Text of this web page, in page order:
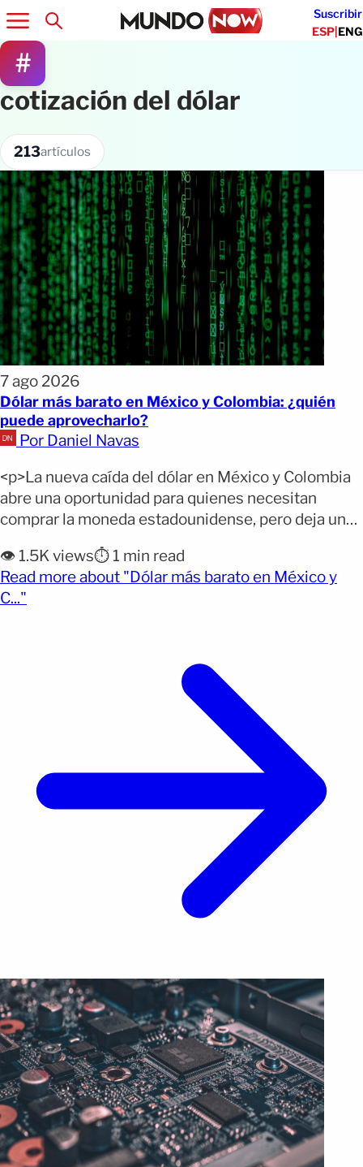
Suscribir
ESP|ENG
#
cotización del dólar
213artículos
7 ago 2026
Dólar más barato en México y Colombia: ¿quién
puede aprovecharlo?
Por Daniel Navas
<p>La nueva caída del dólar en México y Colombia
abre una oportunidad para quienes necesitan
comprar la moneda estadounidense, pero deja un
remesas desde Estados Unidos. En República
Dominicana, en cambio, el precio se mantiene sin
cambios este viernes. Ponte al día: El dólar siguió
👁️ 1.5K views⏱️ 1 min read
Read more about "Dólar más barato en México y
C..."